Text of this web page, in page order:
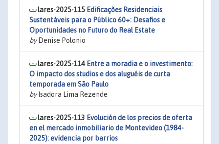
lares-2025-115 Edificações Residenciais
Sustentáveis para o Público 60+: Desafios e
Oportunidades no Futuro do Real Estate
byDenise Polonio
lares-2025-114 Entre a moradia e o investimento:
O impacto dos studios e dos aluguéis de curta
temporada em São Paulo
byIsadora Lima Rezende
lares-2025-113 Evolución de los precios de oferta
en el mercado inmobiliario de Montevideo (1984-
2025): evidencia por barrios